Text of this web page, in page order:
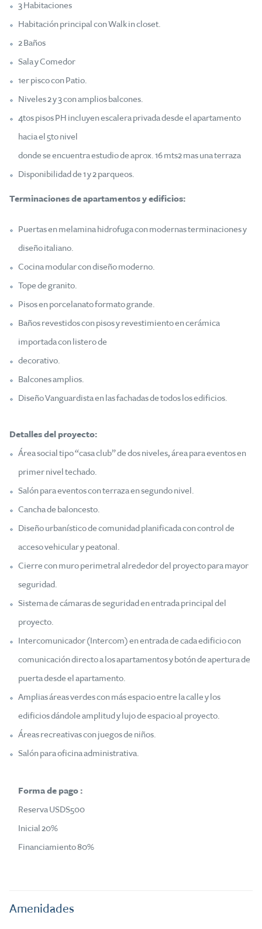
3 Habitaciones
Habitación principal con Walk in closet.
2 Baños
Sala y Comedor
1er pisco con Patio.
Niveles 2 y 3 con amplios balcones.
4tos pisos PH incluyen escalera privada desde el apartamento
hacia el 5to nivel
donde se encuentra estudio de aprox. 16 mts2 mas una terraza
Disponibilidad de 1 y 2 parqueos.
Terminaciones de apartamentos y edificios:
Puertas en melamina hidrofuga con modernas terminaciones y
diseño italiano.
Cocina modular con diseño moderno.
Tope de granito.
Pisos en porcelanato formato grande.
Baños revestidos con pisos y revestimiento en cerámica
importada con listero de
decorativo.
Balcones amplios.
Diseño Vanguardista en las fachadas de todos los edificios.
Detalles del proyecto:
Área social tipo “casa club” de dos niveles, área para eventos en
primer nivel techado.
Salón para eventos con terraza en segundo nivel.
Cancha de baloncesto.
Diseño urbanístico de comunidad planificada con control de
acceso vehicular y peatonal.
Cierre con muro perimetral alrededor del proyecto para mayor
seguridad.
Sistema de cámaras de seguridad en entrada principal del
proyecto.
Intercomunicador (Intercom) en entrada de cada edificio con
comunicación directo a los apartamentos y botón de apertura de
puerta desde el apartamento.
Amplias áreas verdes con más espacio entre la calle y los
edificios dándole amplitud y lujo de espacio al proyecto.
Áreas recreativas con juegos de niños.
Salón para oficina administrativa.
Forma de pago :
Reserva USDS500
Inicial 20%
Financiamiento 80%
Amenidades